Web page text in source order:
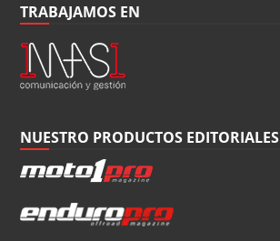
TRABAJAMOS EN
NUESTRO PRODUCTOS EDITORIALES